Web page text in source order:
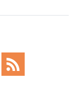
Follow
on